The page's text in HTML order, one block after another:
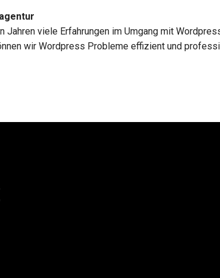
Jahren viele Erfahrungen im Umgang mit
wir Wordpress Probleme effizient und